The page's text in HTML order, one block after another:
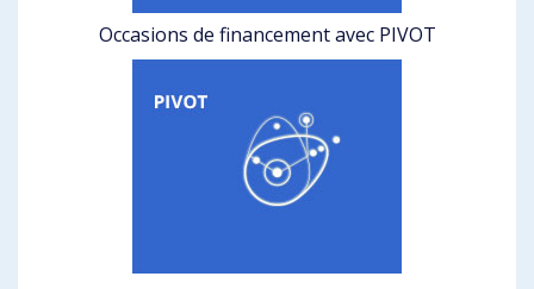
Occasions de financement avec PIVOT